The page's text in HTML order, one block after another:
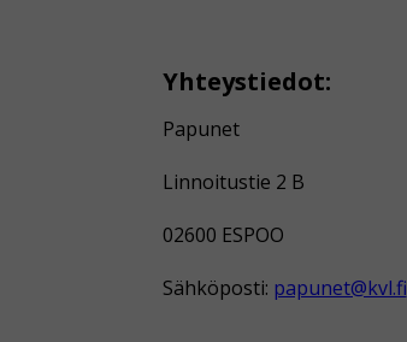
Yhteystiedot:
Papunet
Linnoitustie 2 B
02600 ESPOO
Sähköposti: papunet@kvl.fi